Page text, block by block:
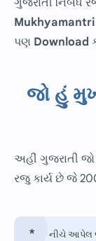
પણ Download
જો હું
અહીં ગુજરાતી
રજુ કાર્ય છે જે
નીચે આપેલ